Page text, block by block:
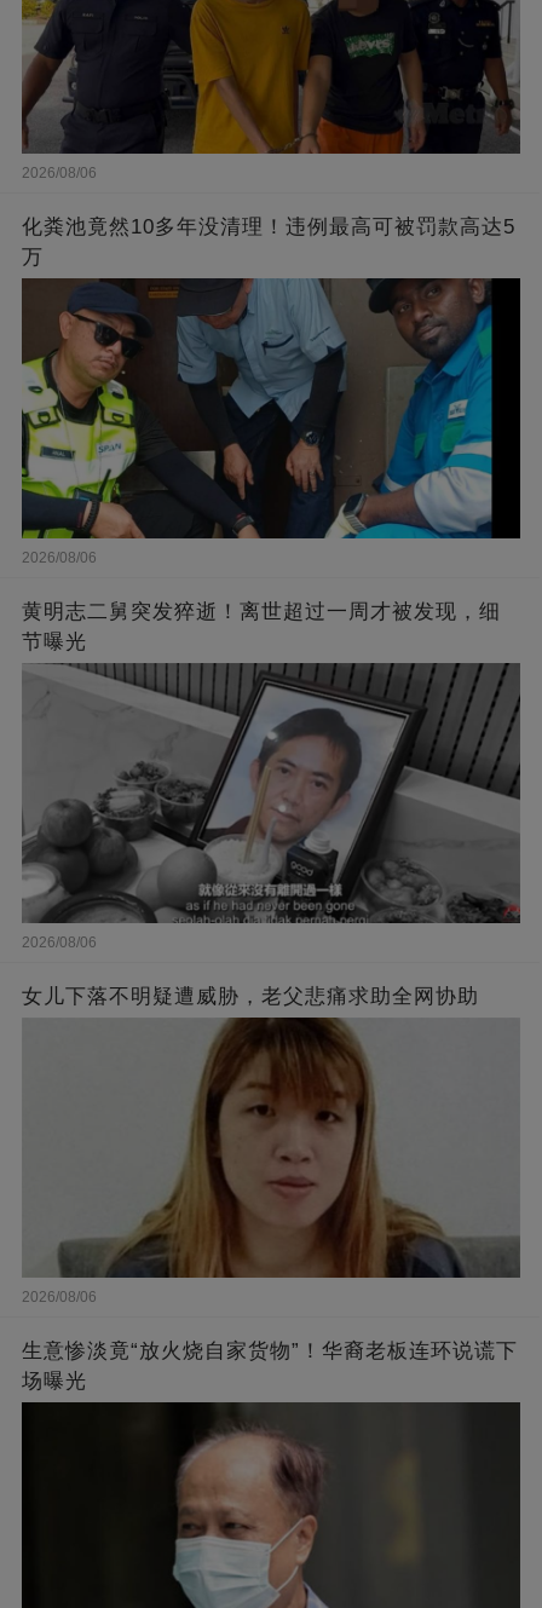
2026/08/06
化粪池竟然10多年没清理！违例最高可被罚款高达5
万
2026/08/06
黄明志二舅突发猝逝！离世超过一周才被发现，细
节曝光
2026/08/06
女儿下落不明疑遭威胁，老父悲痛求助全网协助
2026/08/06
生意惨淡竟“放火烧自家货物”！华裔老板连环说谎下
场曝光